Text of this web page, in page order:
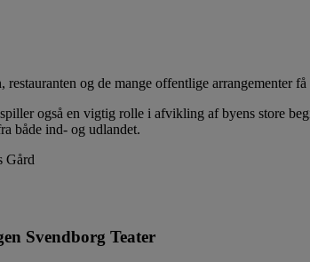
restauranten og de mange offentlige
også en vigtig rolle i afvikling af byens store
både ind- og udlandet.
Svendborg Teater